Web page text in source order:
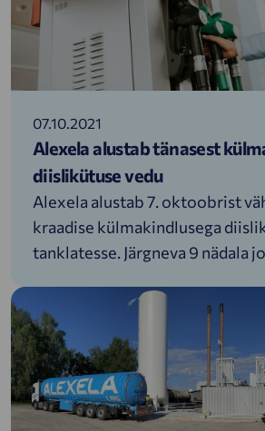
(k.a) tasuta laadimisi nii
ka Tallinnas Peterburi teel
07.10.2021
Alexela alustab tänasest
diislikütuse vedu
Alexela alustab 7. oktoobrist
kraadise külmakindlusega
tanklatesse. Järgneva 9 nädala
diislikütuseid ja seda kuni
välja.